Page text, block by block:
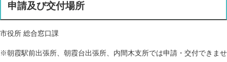
申請及び交付場所
市役所 総合窓口課
※朝霞駅前出張所、朝霞台出張所、内間木支所では申請・交付できませ